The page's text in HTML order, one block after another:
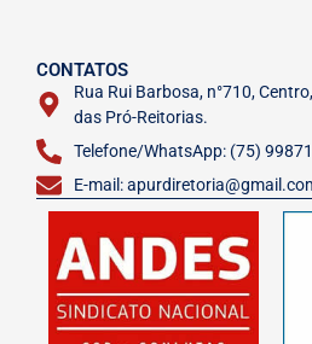
CONTATOS
Rua Rui Barbosa, n°710,
das Pró-Reitorias.
Telefone/WhatsApp: (75)
E-mail: